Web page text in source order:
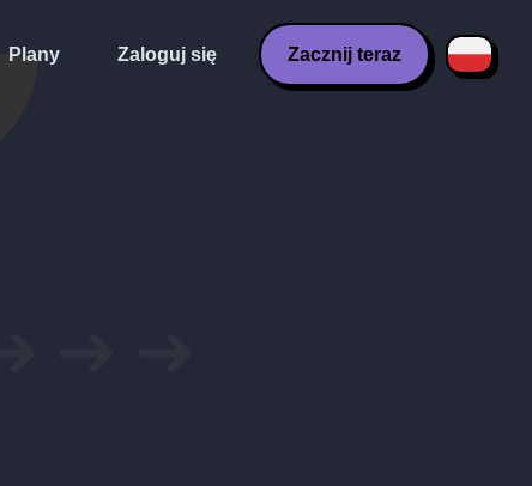
Plany Zaloguj się Zacznij teraz